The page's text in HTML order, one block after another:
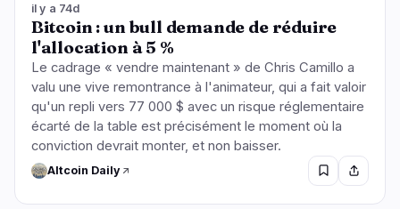
il y a 74d
Bitcoin : un bull demande de réduire
l'allocation à 5 %
Le cadrage « vendre maintenant » de Chris Camillo a
valu une vive remontrance à l'animateur, qui a fait valoir
qu'un repli vers 77 000 $ avec un risque réglementaire
écarté de la table est précisément le moment où la
conviction devrait monter, et non baisser.
Altcoin Daily